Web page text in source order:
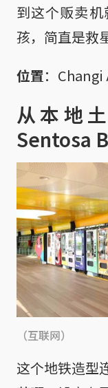
到这个贩卖
孩，简直是救
位置：
从本地
Sentosa
（互联网）
这个地铁造型